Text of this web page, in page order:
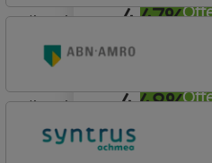
4,47%
lineair
4,48%
Woning (Incl. Korting)
lineair
Woning (Incl. Korting)